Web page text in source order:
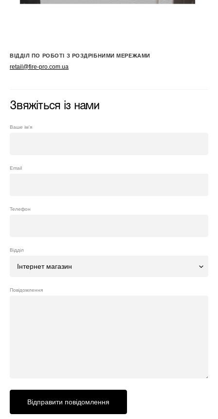
ВІДДІЛ ПО РОБОТІ З РОЗДРІБНИМИ МЕРЕЖАМИ
retail@fire-pro.com.ua
Звяжіться із нами
Ваше ім'я
Email
Телефон
Відділ
Повідомлення